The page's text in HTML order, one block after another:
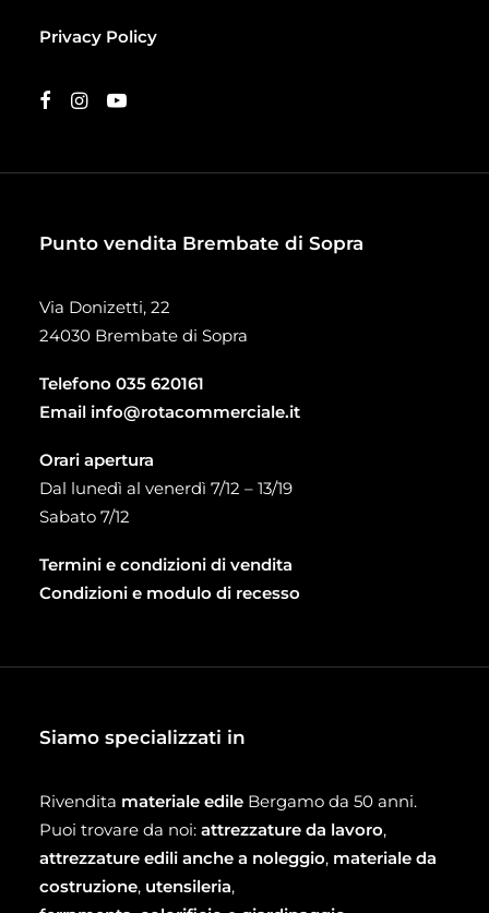
Privacy Policy
Punto vendita Brembate di Sopra
Via Donizetti, 22
24030 Brembate di Sopra
Telefono 035 620161
Email info@rotacommerciale.it
Orari apertura
Dal lunedì al venerdì 7/12 – 13/19
Sabato 7/12
Termini e condizioni di vendita
Condizioni e modulo di recesso
Siamo specializzati in
Rivendita materiale edile Bergamo da 50 anni.
Puoi trovare da noi: attrezzature da lavoro,
attrezzature edili anche a noleggio, materiale da
costruzione, utensileria,